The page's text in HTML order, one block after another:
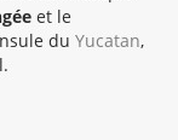
et le
du Yucatan,